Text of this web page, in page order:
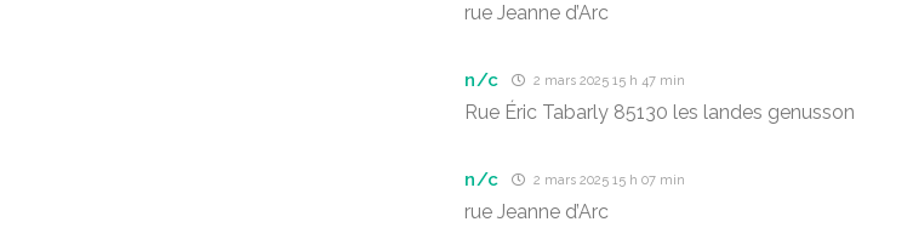
rue Jeanne d’Arc
n/c 2 mars 2025 15 h 47 min
Rue Éric Tabarly 85130 les landes genusson
n/c 2 mars 2025 15 h 07 min
rue Jeanne d’Arc